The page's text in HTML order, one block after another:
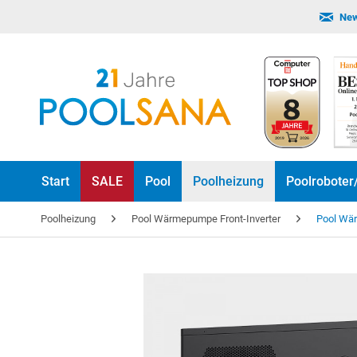
Start SALE Pool Poolheizung
Poolheizung Pool Wärmepumpe Front-Inverter Pool